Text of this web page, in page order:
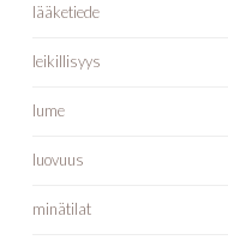
lääketiede
leikillisyys
lume
luovuus
minätilat